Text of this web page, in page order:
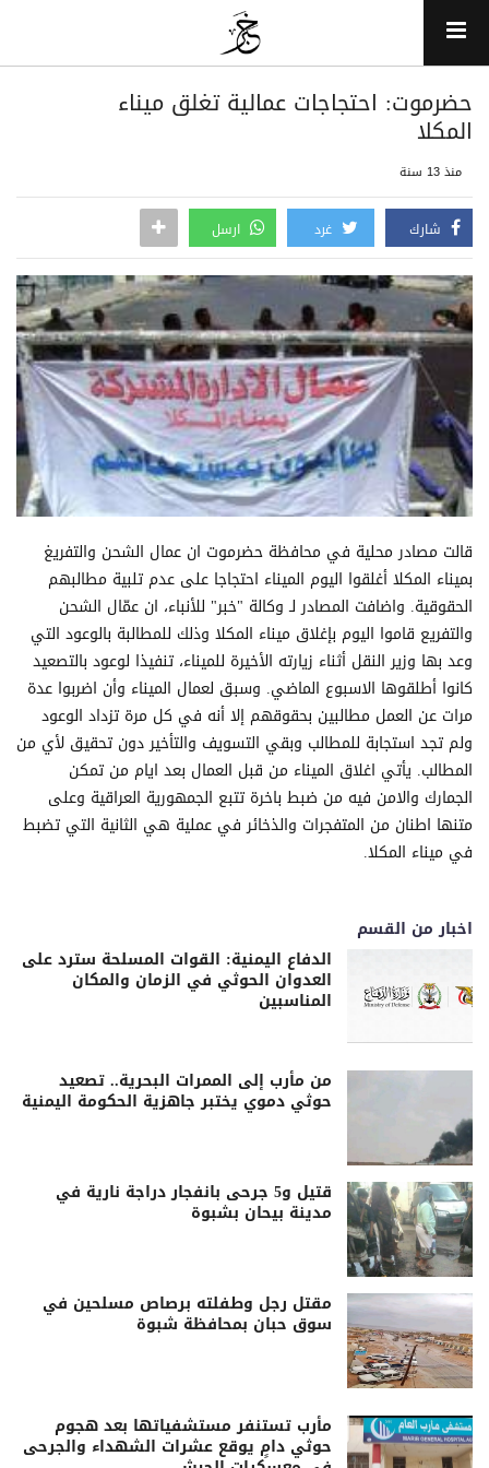
حضرموت: احتجاجات عمالية تغلق ميناء
المكلا
منذ 13 سنة
شارك غرد ارسل
قالت مصادر محلية في محافظة حضرموت ان عمال الشحن والتفريغ
بميناء المكلا أغلقوا اليوم الميناء احتجاجا على عدم تلبية مطالبهم
الحقوقية. واضافت المصادر لـ وكالة "خبر" للأنباء، ان عمّال الشحن
والتفريع قاموا اليوم بإغلاق ميناء المكلا وذلك للمطالبة بالوعود التي
وعد بها وزير النقل أثناء زيارته الأخيرة للميناء، تنفيذا لوعود بالتصعيد
كانوا أطلقوها الاسبوع الماضي. وسبق لعمال الميناء وأن اضربوا عدة
مرات عن العمل مطالبين بحقوقهم إلا أنه في كل مرة تزداد الوعود
ولم تجد استجابة للمطالب وبقي التسويف والتأخير دون تحقيق لأي من
المطالب. يأتي اغلاق الميناء من قبل العمال بعد ايام من تمكن
الجمارك والامن فيه من ضبط باخرة تتبع الجمهورية العراقية وعلى
متنها اطنان من المتفجرات والذخائر في عملية هي الثانية التي تضبط
في ميناء المكلا.
اخبار من القسم
الدفاع اليمنية: القوات المسلحة سترد على
العدوان الحوثي في الزمان والمكان
المناسبين
من مأرب إلى الممرات البحرية.. تصعيد
حوثي دموي يختبر جاهزية الحكومة اليمنية
قتيل و5 جرحى بانفجار دراجة نارية في
مدينة بيحان بشبوة
مقتل رجل وطفلته برصاص مسلحين في
سوق حبان بمحافظة شبوة
مأرب تستنفر مستشفياتها بعد هجوم
حوثي دامٍ يوقع عشرات الشهداء والجرحى